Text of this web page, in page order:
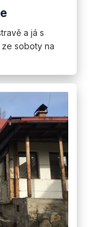
a já s
soboty na